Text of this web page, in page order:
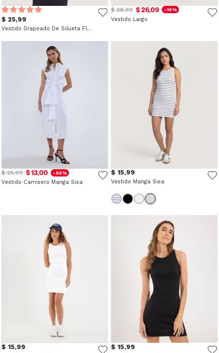
$ 25,99
Vestido Drapeado De Silueta Fluida
$ 28,99 $ 26,09 -10%
Vestido Largo
$ 25,99 $ 13,00 -50%
Vestido Camisero Manga Sisa
$ 15,99
Vestido Manga Sisa
$ 15,99 $ 15,99